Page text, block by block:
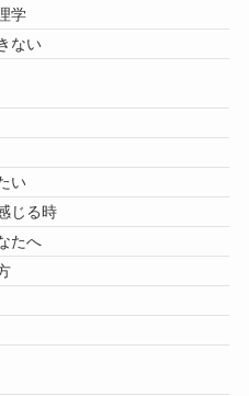
学
ない
い
じる時
たへ